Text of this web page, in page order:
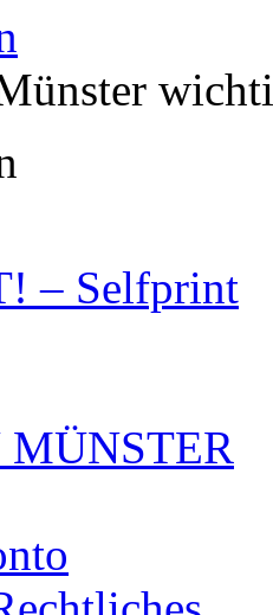
– Selfprint
MÜNSTER